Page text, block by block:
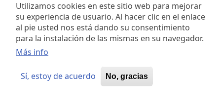
M. Amparo
Masiá
Manuel Gimeno Manuel
Rodríguez
Utilizamos cookies en este sitio web para mejorar
su experiencia de usuario. Al hacer clic en el enlace
al pie usted nos está dando su consentimiento
para la instalación de las mismas en su navegador.
Más info
Sí, estoy de acuerdo No, gracias